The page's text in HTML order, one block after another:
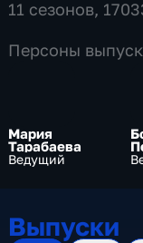
11 сезонов,
Персоны
Мария
Тарабаева
Ведущий
Выпуски